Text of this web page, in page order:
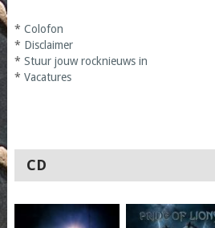
* Colofon
* Disclaimer
* Stuur jouw rocknieuws in
* Vacatures
CD